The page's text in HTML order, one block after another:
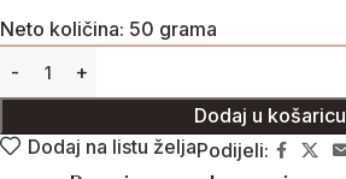
Neto količina: 50 grama
Dodaj u košaricu
Dodaj na listu željaPodijeli: